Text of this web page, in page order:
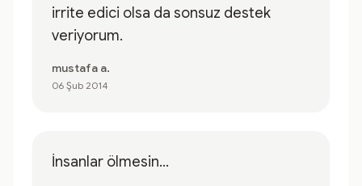
irrite edici olsa da sonsuz destek
veriyorum.
mustafa a.
06 Şub 2014
İnsanlar ölmesin...